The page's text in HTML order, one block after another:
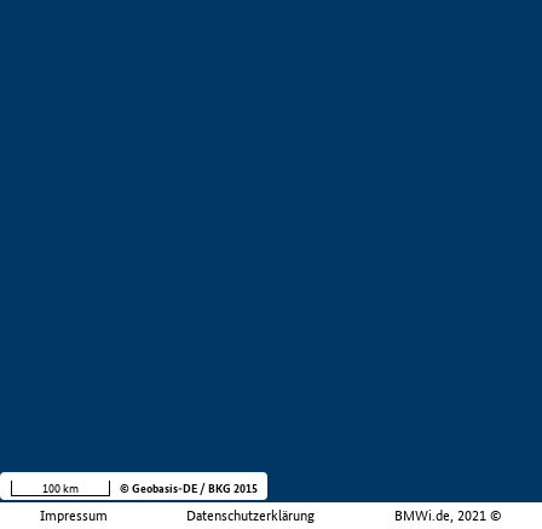
Impressum Datenschutzerklärung BMWi.de, 2021 ©
100 km © Geobasis-DE / BKG 2015